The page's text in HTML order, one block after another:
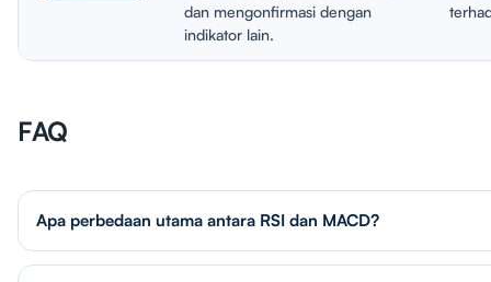
dan mengonfirmasi dengan
indikator lain.
FAQ
Apa perbedaan utama antara RSI dan MACD?